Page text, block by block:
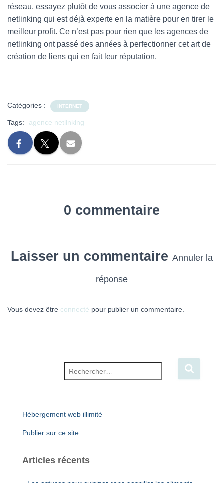
réseau, essayez plutôt de vous associer à une agence de
netlinking qui est déjà experte en la matière pour en tirer le
meilleur profit. Ce n’est pas pour rien que les agences de
netlinking ont passé des années à perfectionner cet art de
création de liens qui en fait leur réputation.
Catégories : INTERNET
Tags: agence netlinking
0 commentaire
Laisser un commentaire Annuler la
réponse
Vous devez être connecté pour publier un commentaire.
Hébergement web illimité
Publier sur ce site
Articles récents